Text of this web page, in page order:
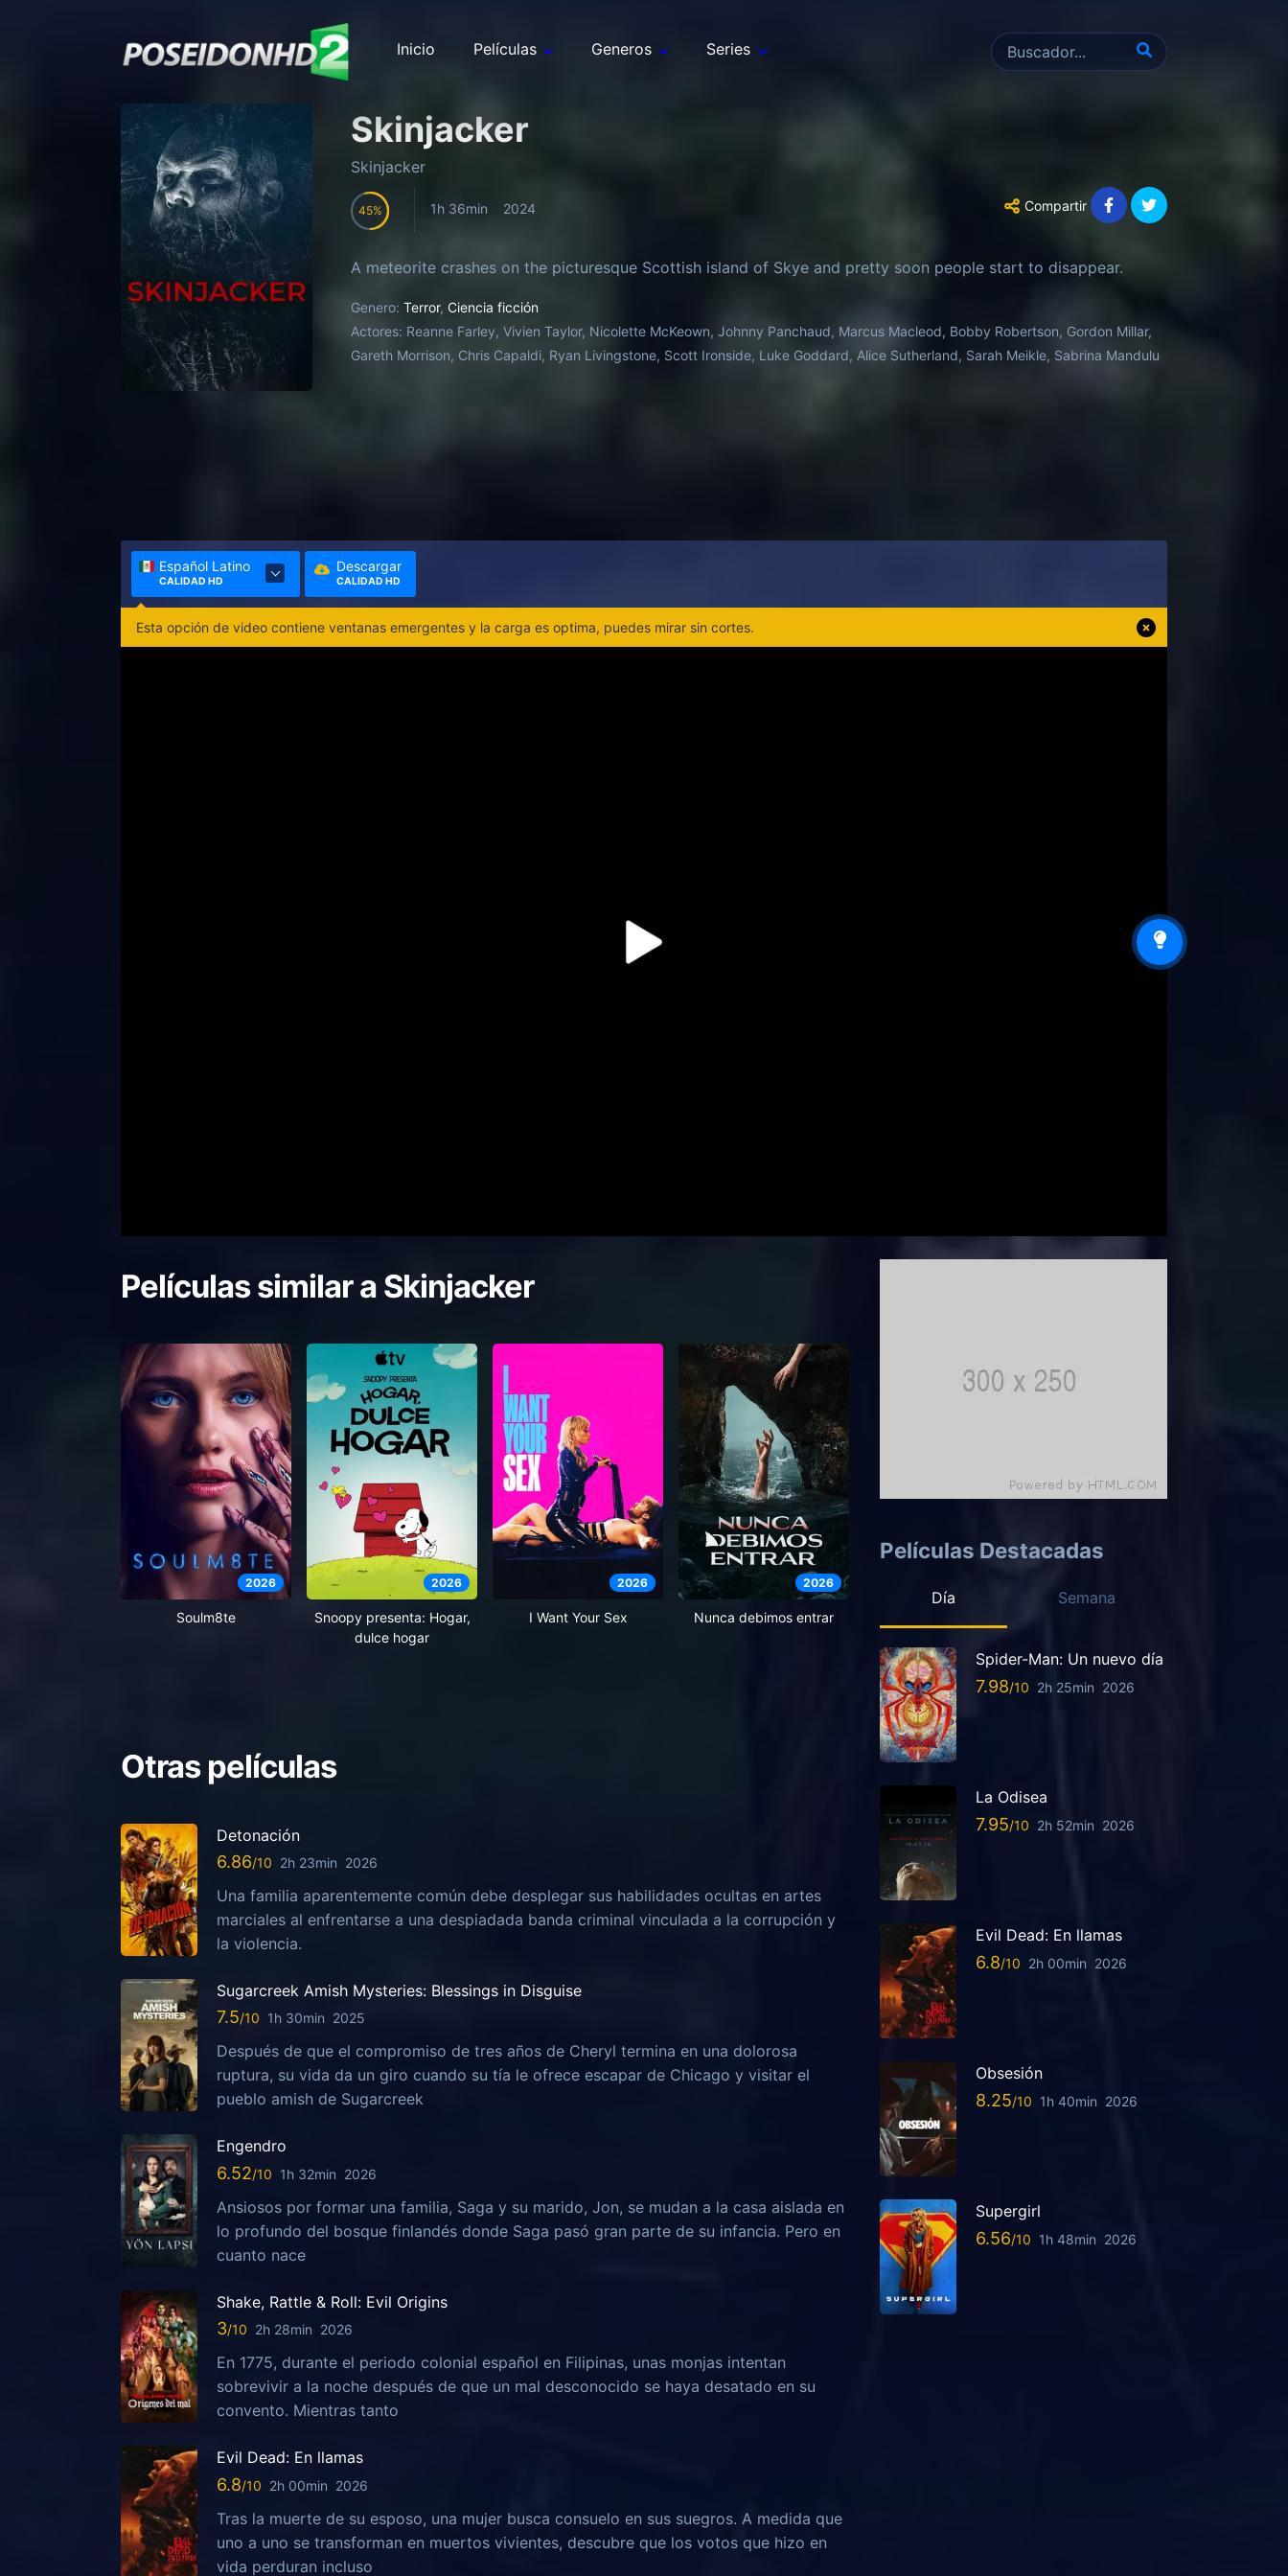
Inicio Películas Generos Series
Skinjacker
Skinjacker
45 1h 36min 2024 Compartir
A meteorite crashes on the picturesque Scottish island of Skye and pretty soon people start to disappear.
Genero: Terror, Ciencia ficción
Actores: Reanne Farley, Vivien Taylor, Nicolette McKeown, Johnny Panchaud, Marcus Macleod, Bobby Robertson, Gordon Millar,
Gareth Morrison, Chris Capaldi, Ryan Livingstone, Scott Ironside, Luke Goddard, Alice Sutherland, Sarah Meikle, Sabrina Mandulu
Español Latino
CALIDAD HD
Descargar
CALIDAD HD
Esta opción de video contiene ventanas emergentes y la carga es optima, puedes mirar sin cortes.
Películas similar a Skinjacker
2026
Soulm8te
2026
Snoopy presenta: Hogar,
dulce hogar
2026
I Want Your Sex
2026
Nunca debimos entrar
Otras películas
Detonación
6.86 2h 23min 2026
Una familia aparentemente común debe desplegar sus habilidades ocultas en artes
marciales al enfrentarse a una despiadada banda criminal vinculada a la corrupción y
la violencia.
Sugarcreek Amish Mysteries: Blessings in Disguise
7.5 1h 30min 2025
Después de que el compromiso de tres años de Cheryl termina en una dolorosa
ruptura, su vida da un giro cuando su tía le ofrece escapar de Chicago y visitar el
pueblo amish de Sugarcreek
Engendro
6.52 1h 32min 2026
Ansiosos por formar una familia, Saga y su marido, Jon, se mudan a la casa aislada en
lo profundo del bosque finlandés donde Saga pasó gran parte de su infancia. Pero en
cuanto nace
Shake, Rattle & Roll: Evil Origins
3 2h 28min 2026
En 1775, durante el periodo colonial español en Filipinas, unas monjas intentan
sobrevivir a la noche después de que un mal desconocido se haya desatado en su
convento. Mientras tanto
Evil Dead: En llamas
6.8 2h 00min 2026
Tras la muerte de su esposo, una mujer busca consuelo en sus suegros. A medida que
uno a uno se transforman en muertos vivientes, descubre que los votos que hizo en
vida perduran incluso
Películas Destacadas
Día Semana
Spider-Man: Un nuevo día
7.98 2h 25min 2026
La Odisea
7.95 2h 52min 2026
Evil Dead: En llamas
6.8 2h 00min 2026
Obsesión
8.25 1h 40min 2026
Supergirl
6.56 1h 48min 2026